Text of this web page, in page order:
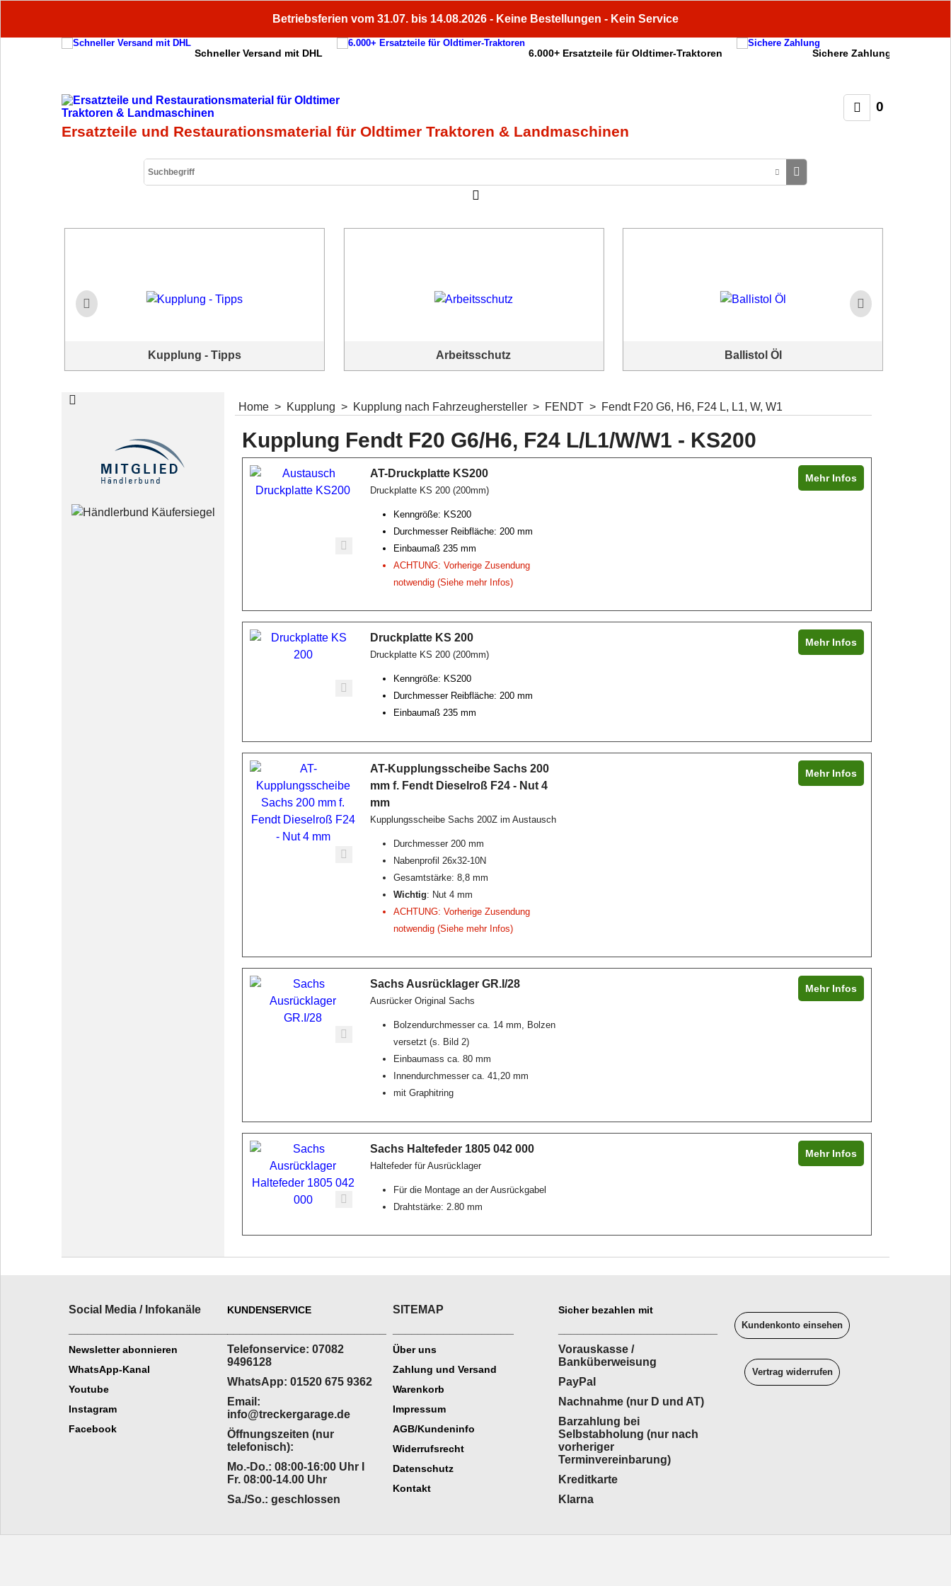
Betriebsferien vom 31.07. bis 14.08.2026 - Keine Bestellungen - Kein Service
Schneller Versand mit DHL 6.000+ Ersatzteile für Oldtimer-Traktoren Sichere Zahlung
0
Ersatzteile und Restaurationsmaterial für Oldtimer Traktoren & Landmaschinen
Kupplung - Tipps Arbeitsschutz Ballistol Öl
Home > Kupplung > Kupplung nach Fahrzeughersteller > FENDT > Fendt F20 G6, H6, F24 L, L1, W, W1
Kupplung Fendt F20 G6/H6, F24 L/L1/W/W1 - KS200
AT-Druckplatte KS200
Druckplatte KS 200 (200mm)
Kenngröße: KS200
Durchmesser Reibfläche: 200 mm
Einbaumaß 235 mm
ACHTUNG: Vorherige Zusendung
notwendig (Siehe mehr Infos)
Mehr Infos
Druckplatte KS 200
Druckplatte KS 200 (200mm)
Kenngröße: KS200
Durchmesser Reibfläche: 200 mm
Einbaumaß 235 mm
Mehr Infos
AT-Kupplungsscheibe Sachs 200
mm f. Fendt Dieselroß F24 - Nut 4
mm
Kupplungsscheibe Sachs 200Z im Austausch
Durchmesser 200 mm
Nabenprofil 26x32-10N
Gesamtstärke: 8,8 mm
Wichtig: Nut 4 mm
ACHTUNG: Vorherige Zusendung
notwendig (Siehe mehr Infos)
Mehr Infos
Sachs Ausrücklager GR.I/28
Ausrücker Original Sachs
Bolzendurchmesser ca. 14 mm, Bolzen
versetzt (s. Bild 2)
Einbaumass ca. 80 mm
Innendurchmesser ca. 41,20 mm
mit Graphitring
Mehr Infos
Sachs Haltefeder 1805 042 000
Haltefeder für Ausrücklager
Für die Montage an der Ausrückgabel
Drahtstärke: 2.80 mm
Mehr Infos
Social Media / Infokanäle
Newsletter abonnieren
WhatsApp-Kanal
Youtube
Instagram
Facebook
KUNDENSERVICE
Telefonservice: 07082
9496128
WhatsApp: 01520 675 9362
Email:
info@treckergarage.de
Öffnungszeiten (nur
telefonisch):
Mo.-Do.: 08:00-16:00 Uhr I
Fr. 08:00-14.00 Uhr
Sa./So.: geschlossen
SITEMAP
Über uns
Zahlung und Versand
Warenkorb
Impressum
AGB/Kundeninfo
Widerrufsrecht
Datenschutz
Kontakt
Sicher bezahlen mit
Vorauskasse /
Banküberweisung
PayPal
Nachnahme (nur D und AT)
Barzahlung bei
Selbstabholung (nur nach
vorheriger
Terminvereinbarung)
Kreditkarte
Klarna
Kundenkonto einsehen
Vertrag widerrufen